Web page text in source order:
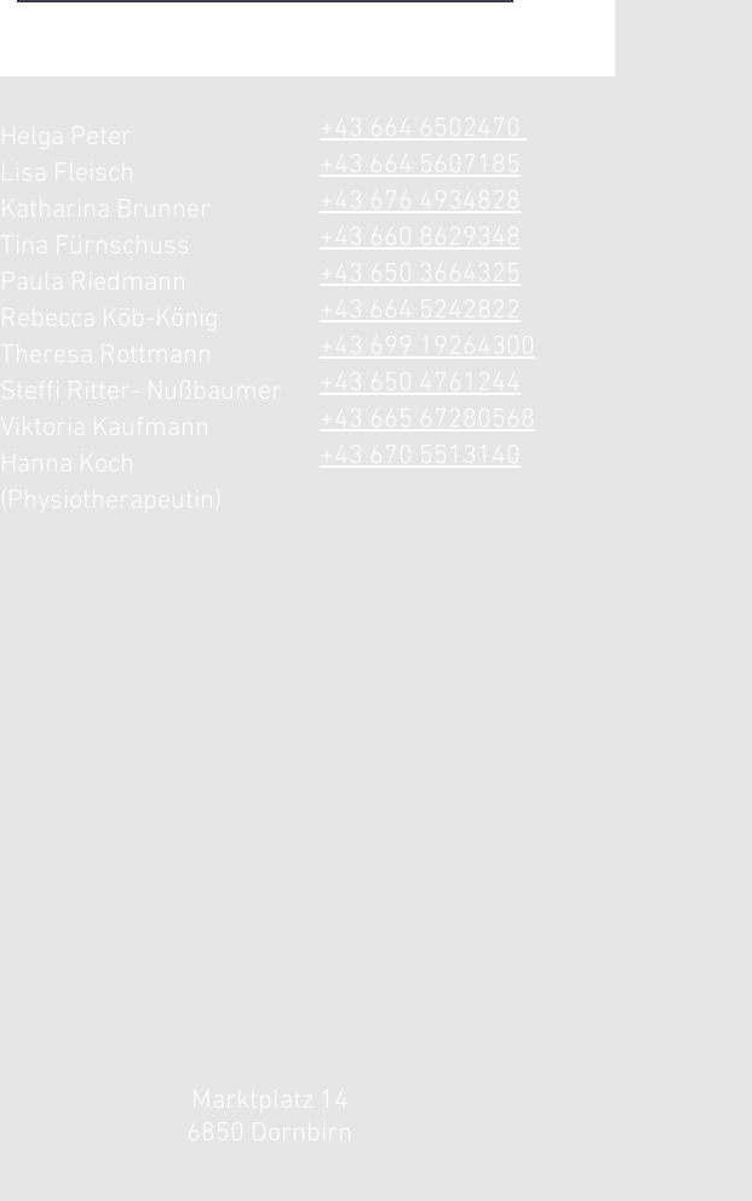
Helga Peter
Lisa Fleisch
Katharina Brunner
Tina Fürnschuss
Paula Riedmann
Rebecca Köb-König
Theresa Rottmann
Steffi Ritter- Nußbaumer
Viktoria Kaufmann
Hanna Koch
(Physiotherapeutin)
+43 664 6502470
+43 664 5607185
+43 676 4934828
+43 660 8629348
+43 650 3664325
+43 664 5242822
+43 699 19264300
+43 650 4761244
+43 665 67280568
+43 670 5513140
Marktplatz 14
6850 Dornbirn